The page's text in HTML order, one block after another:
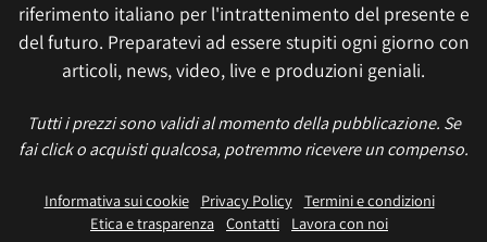
riferimento italiano per l'intrattenimento del presente e
del futuro. Preparatevi ad essere stupiti ogni giorno con
articoli, news, video, live e produzioni geniali.
Tutti i prezzi sono validi al momento della pubblicazione. Se
fai click o acquisti qualcosa, potremmo ricevere un compenso.
Informativa sui cookie Privacy Policy
Termini e condizioni
Etica e trasparenza Contatti
Lavora con noi